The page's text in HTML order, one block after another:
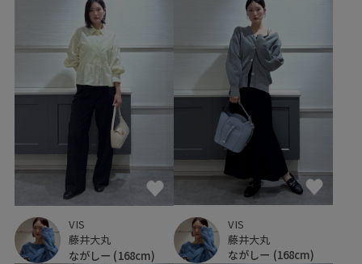
VIS
藤井大丸
ながしー (168cm)
VIS
藤井大丸
ながしー (168cm)